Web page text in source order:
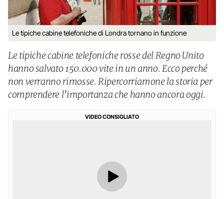
Le tipiche cabine telefoniche di Londra tornano in funzione
Le tipiche cabine telefoniche rosse del Regno Unito
hanno salvato 150.000 vite in un anno. Ecco perché
non verranno rimosse. Ripercorriamone la storia per
comprendere l’importanza che hanno ancora oggi.
VIDEO CONSIGLIATO